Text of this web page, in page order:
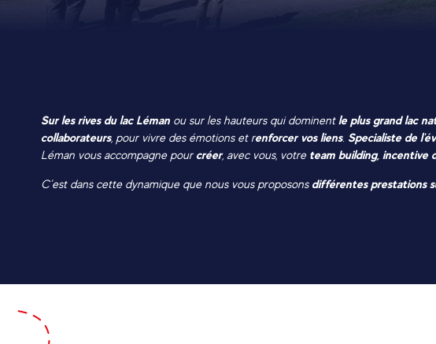
Sur les rives du lac Léman ou sur les hauteurs qui dominent le plus grand lac
collaborateurs, pour vivre des émotions et renforcer vos liens. Specialiste de
Léman vous accompagne pour créer, avec vous, votre team building, incentive
C’est dans cette dynamique que nous vous proposons différentes prestations